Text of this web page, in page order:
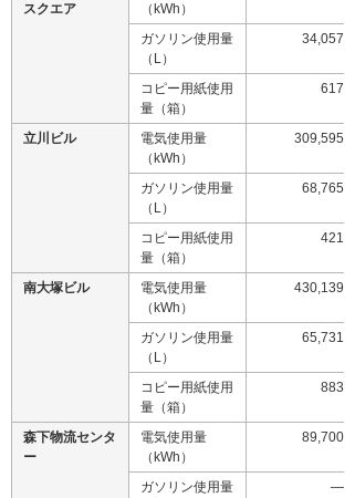
スクエア
（kWh）
ガソリン使用量
（L）
34,057
コピー用紙使用
量（箱）
617
立川ビル
電気使用量
（kWh）
309,595
ガソリン使用量
（L）
68,765
コピー用紙使用
量（箱）
421
南大塚ビル
電気使用量
（kWh）
430,139
ガソリン使用量
（L）
65,731
コピー用紙使用
量（箱）
883
森下物流センタ
ー
電気使用量
（kWh）
89,700
ガソリン使用量
―